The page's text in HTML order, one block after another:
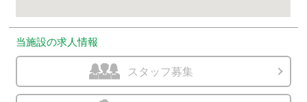
当施設の求人情報
スタッフ募集